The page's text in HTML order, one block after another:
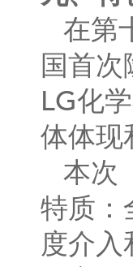
在第
国首
LG化
体体现
本次
特质：
度介入